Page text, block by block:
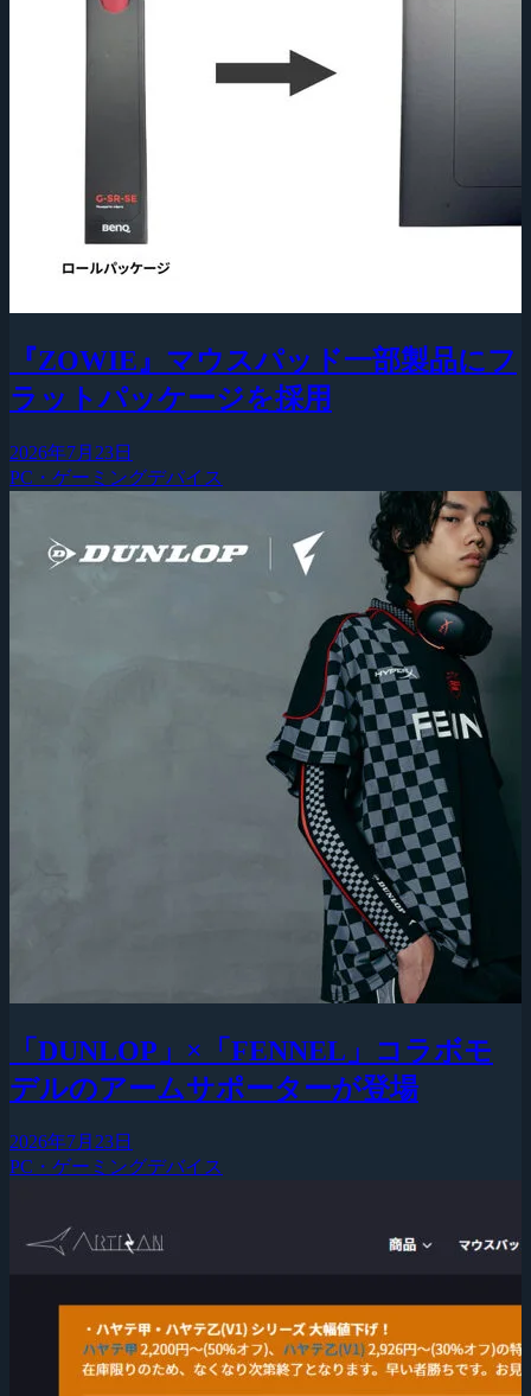
『ZOWIE』マウスパッド一部製品にフ
ラットパッケージを採用
2026年7月23日
PC・ゲーミングデバイス
「DUNLOP」×「FENNEL」コラボモ
デルのアームサポーターが登場
2026年7月23日
PC・ゲーミングデバイス